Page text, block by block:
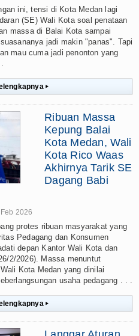
ini, tensi di Kota Medan lagi
(SE) Wali Kota soal penataan
massa di Balai Kota sampai
jadi makin "panas". Tapi
mau cuma jadi penonton yang
▸
Ribuan Massa
Kepung Balai
Kota Medan, Wali
Kota Rico Waas
Akhirnya Tarik SE
Dagang Babi
2026
protes ribuan masyarakat yang
Pedagang dan Konsumen
depan Kantor Wali Kota dan
2/2026). Massa menuntut
Kota Medan yang dinilai
usaha pedagang . . .
▸